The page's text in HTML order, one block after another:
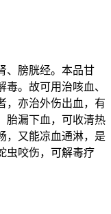
、膀胱经。本品甘
。故可用治咳血、
，亦治外伤出血，有
胎漏下血，可收清热
，又能凉血通淋，是
虫咬伤，可解毒疗